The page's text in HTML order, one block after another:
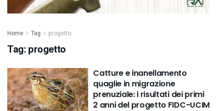
Home Tag progetto
Tag: progetto
Catture e inanellamento
quaglie in migrazione
prenuziale: i risultati dei primi
2 anni del progetto FIDC-UCIM